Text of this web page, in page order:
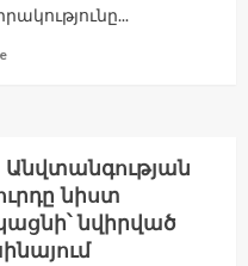
Read
գործակցությունը
զարգացման
մեծ
ներուժ
ունի.
Անվտանգության
նիստ
նվիրված